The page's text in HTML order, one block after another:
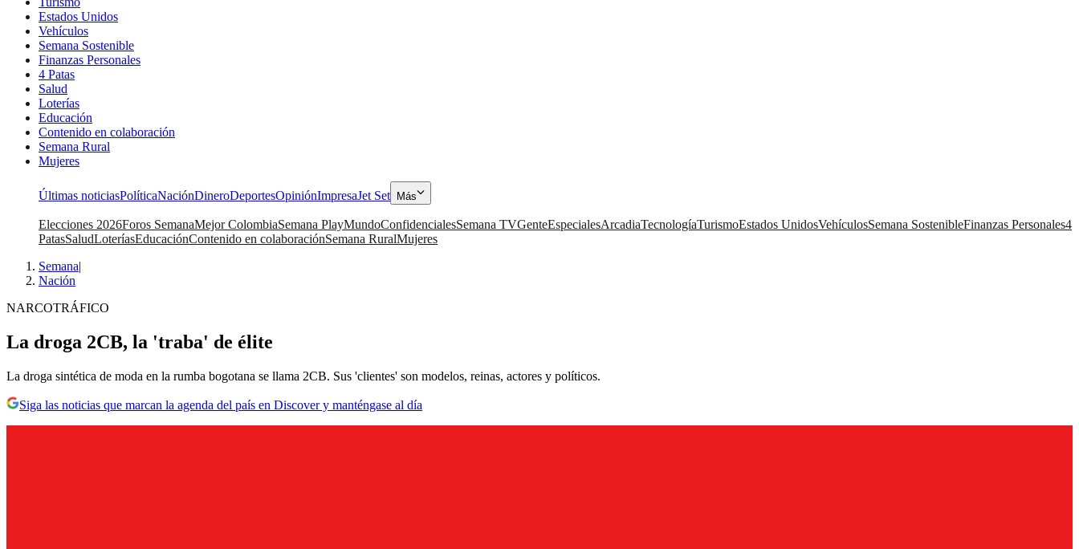
Estados Unidos
Vehículos
Semana Sostenible
Finanzas Personales
4 Patas
Salud
Loterías
Educación
Contenido en colaboración
Semana Rural
Mujeres
Últimas noticiasPolíticaNaciónDineroDeportesOpiniónImpresaJet Set Más
Elecciones 2026Foros SemanaMejor ColombiaSemana PlayMundoConfidencialesSemana TVGenteEspecialesArcadiaTecnologíaTurismoEstados UnidosVehículosSemana SostenibleFinanzas Personales4
PatasSaludLoteríasEducaciónContenido en colaboraciónSemana RuralMujeres
Semana|
Nación
NARCOTRÁFICO
La droga 2CB, la 'traba' de élite
La droga sintética de moda en la rumba bogotana se llama 2CB. Sus 'clientes' son modelos, reinas, actores y políticos.
Siga las noticias que marcan la agenda del país en Discover y manténgase al día